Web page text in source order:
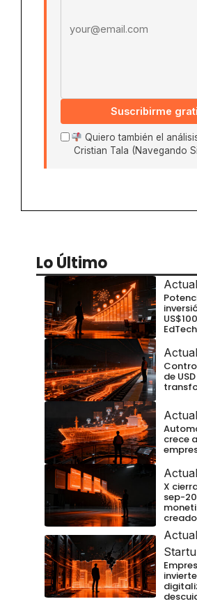
Suscribirme
Quiero también el
Cristian Tala (Navegando
Lo Último
EdTech
de
crece a
X
sep-